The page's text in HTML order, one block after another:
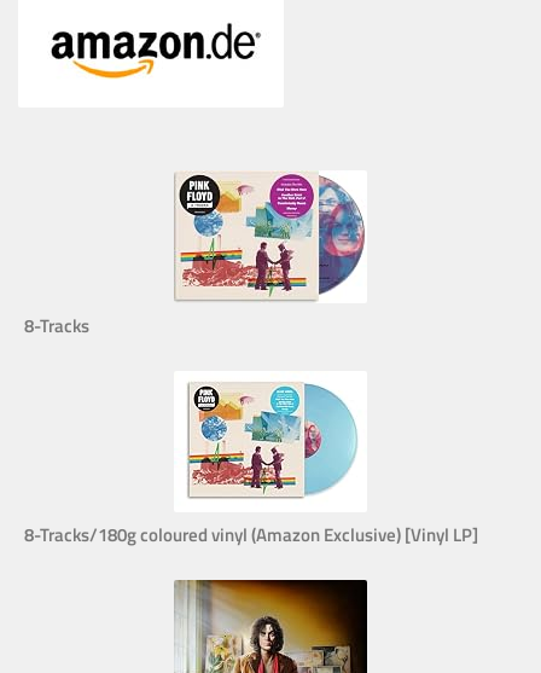
8-Tracks
8-Tracks/180g coloured vinyl (Amazon Exclusive) [Vinyl LP]